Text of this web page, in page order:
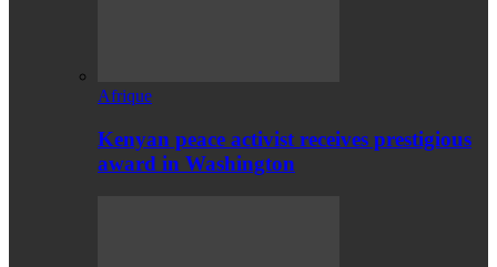
Afrique
Kenyan peace activist receives prestigious
award in Washington